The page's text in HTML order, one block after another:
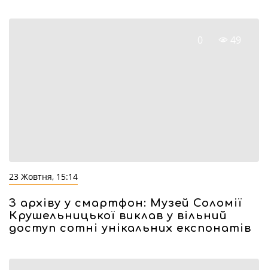
0 49
23 Жовтня, 15:14
З архіву у смартфон: Музей Соломії
Крушельницької виклав у вільний
доступ сотні унікальних експонатів